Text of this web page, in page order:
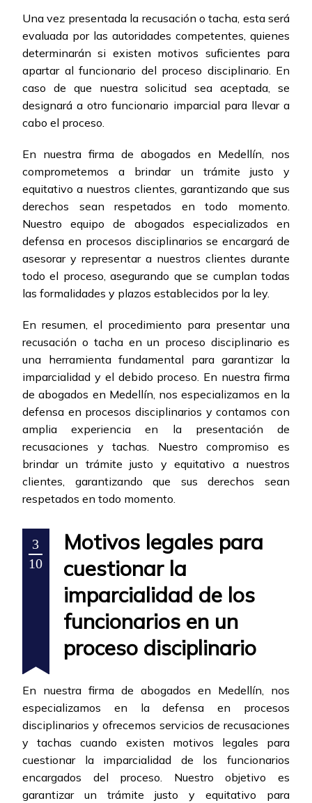
Una vez presentada la recusación o tacha, esta será
evaluada por las autoridades competentes, quienes
determinarán si existen motivos suficientes para
apartar al funcionario del proceso disciplinario. En
caso de que nuestra solicitud sea aceptada, se
designará a otro funcionario imparcial para llevar a
cabo el proceso.
En nuestra firma de abogados en Medellín, nos
comprometemos a brindar un trámite justo y
equitativo a nuestros clientes, garantizando que sus
derechos sean respetados en todo momento.
Nuestro equipo de abogados especializados en
defensa en procesos disciplinarios se encargará de
asesorar y representar a nuestros clientes durante
todo el proceso, asegurando que se cumplan todas
las formalidades y plazos establecidos por la ley.
En resumen, el procedimiento para presentar una
recusación o tacha en un proceso disciplinario es
una herramienta fundamental para garantizar la
imparcialidad y el debido proceso. En nuestra firma
de abogados en Medellín, nos especializamos en la
defensa en procesos disciplinarios y contamos con
amplia experiencia en la presentación de
recusaciones y tachas. Nuestro compromiso es
brindar un trámite justo y equitativo a nuestros
clientes, garantizando que sus derechos sean
respetados en todo momento.
3
10
Motivos legales para
cuestionar la
imparcialidad de los
funcionarios en un
proceso disciplinario
En nuestra firma de abogados en Medellín, nos
especializamos en la defensa en procesos
disciplinarios y ofrecemos servicios de recusaciones
y tachas cuando existen motivos legales para
cuestionar la imparcialidad de los funcionarios
encargados del proceso. Nuestro objetivo es
garantizar un trámite justo y equitativo para